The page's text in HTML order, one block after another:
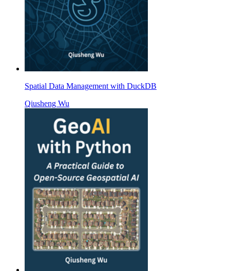
Spatial Data Management with DuckDB
Qiusheng Wu